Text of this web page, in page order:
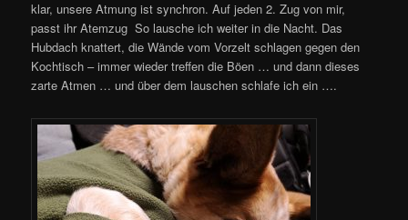
klar, unsere Atmung ist synchron. Auf jeden 2. Zug von mir,
passt ihr Atemzug So lausche ich weiter in die Nacht. Das
Hubdach knattert, die Wände vom Vorzelt schlagen gegen den
Kochtisch – immer wieder treffen die Böen … und dann dieses
zarte Atmen … und über dem lauschen schlafe ich ein ….